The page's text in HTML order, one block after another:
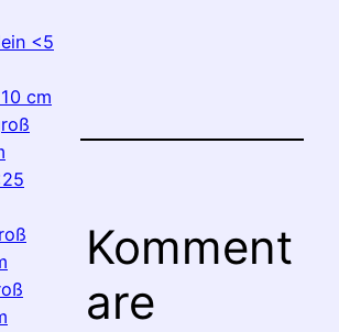
<5
cm
Komment
are